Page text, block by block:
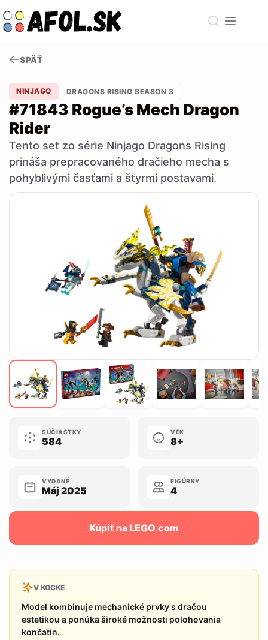
to
content
SPÄŤ
NINJAGO DRAGONS RISING SEASON 3
#71843 Rogue’s Mech Dragon
Rider
Tento set zo série Ninjago Dragons Rising
prináša prepracovaného dračieho mecha s
pohyblivými časťami a štyrmi postavami.
SÚČIASTKY
584
VEK
8+
VYDANÉ
Máj 2025
FIGÚRKY
4
Kúpiť na LEGO.com
V KOCKE
Model kombinuje mechanické prvky s dračou
estetikou a ponúka široké možnosti polohovania
končatín.